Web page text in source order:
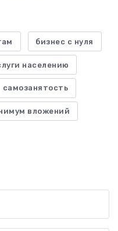
бизнес с нуля
населению
самозанятость
вложений